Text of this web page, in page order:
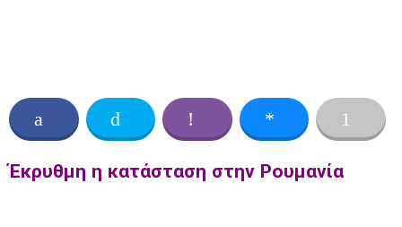
Έκρυθμη η κατάσταση στην Ρουμανία